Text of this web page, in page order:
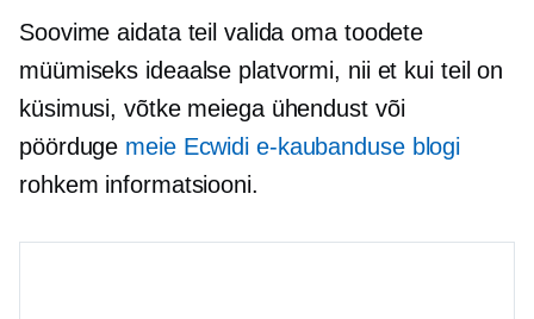
Soovime aidata teil valida oma toodete
müümiseks ideaalse platvormi, nii et kui teil on
küsimusi, võtke meiega ühendust või
pöörduge meie Ecwidi e-kaubanduse blogi
rohkem informatsiooni.